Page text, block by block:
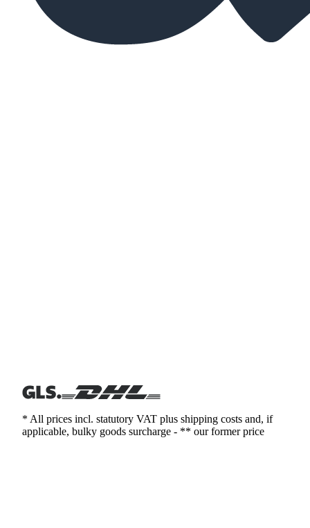
* All prices incl. statutory VAT plus shipping costs and, if
applicable, bulky goods surcharge - ** our former price